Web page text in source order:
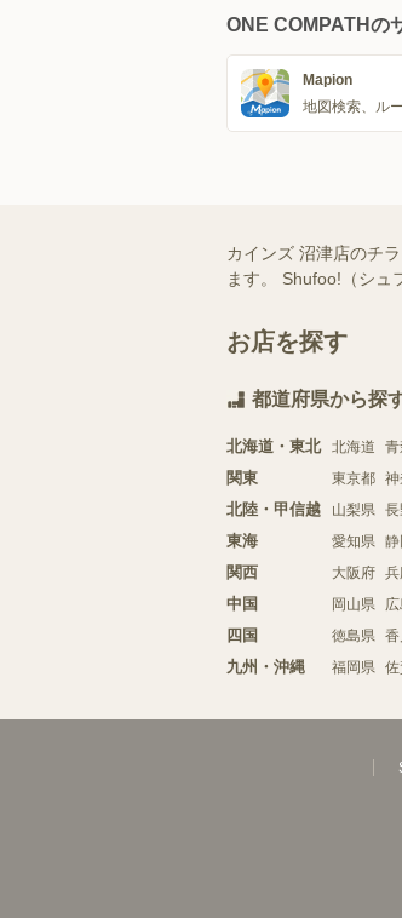
ONE COMPATHの
Mapion
地図検索、ル
カインズ 沼津店のチ
ます。 Shufoo!（シュ
お店を探す
都道府県から探
北海道・東北 北海道
関東 東京都
北陸・甲信越 山梨県
東海 愛知県
関西 大阪府
中国 岡山県
四国 徳島県
九州・沖縄 福岡県